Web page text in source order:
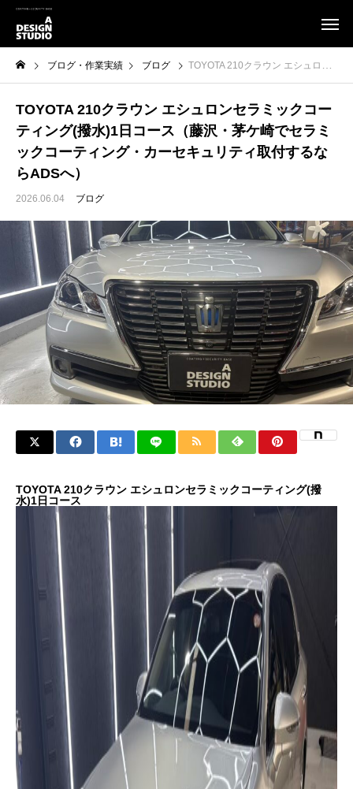
ブログ・作業実績 ブログ TOYOTA 210クラウン エシュロンセラミックコーティング(撥水)1日コース（藤沢・茅ケ崎でセラミックコーティング・カーセキュリティ取付するならADSへ）
TOYOTA 210クラウン エシュロンセラミックコー
ティング(撥水)1日コース（藤沢・茅ケ崎でセラミ
ックコーティング・カーセキュリティ取付するな
らADSへ）
2026.06.04 ブログ
TOYOTA 210クラウン エシュロンセラミックコーティング(撥
水)1日コース